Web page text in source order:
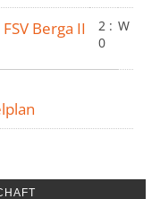
FSV Berga II
2 :
0
W